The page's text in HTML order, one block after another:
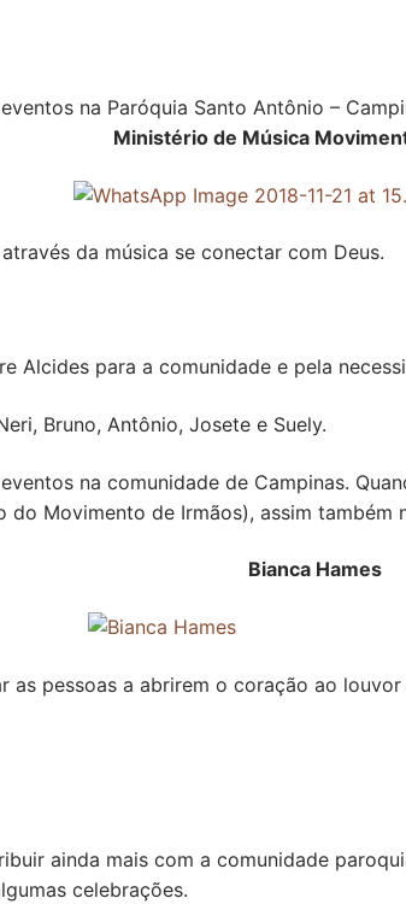
na Paróquia Santo Antônio –
Ministério de Música
da música se conectar com Deus.
Alcides para a comunidade e pela
Bruno, Antônio, Josete e Suely.
na comunidade de Campinas.
Movimento de Irmãos), assim também
Bianca Hames
as pessoas a abrirem o coração ao
ainda mais com a comunidade
celebrações.